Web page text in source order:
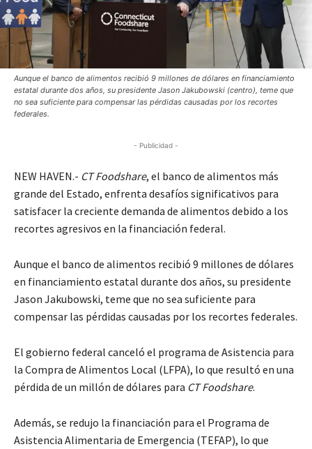
Aunque el banco de alimentos recibió 9 millones de dólares en financiamiento
estatal durante dos años, su presidente Jason Jakubowski (centro), teme que
no sea suficiente para compensar las pérdidas causadas por los recortes
federales.
- Publicidad -
NEW HAVEN.- CT Foodshare, el banco de alimentos más
grande del Estado, enfrenta desafíos significativos para
satisfacer la creciente demanda de alimentos debido a los
recortes agresivos en la financiación federal.
Aunque el banco de alimentos recibió 9 millones de dólares
en financiamiento estatal durante dos años, su presidente
Jason Jakubowski, teme que no sea suficiente para
compensar las pérdidas causadas por los recortes federales.
El gobierno federal canceló el programa de Asistencia para
la Compra de Alimentos Local (LFPA), lo que resultó en una
pérdida de un millón de dólares para CT Foodshare.
Además, se redujo la financiación para el Programa de
Asistencia Alimentaria de Emergencia (TEFAP), lo que